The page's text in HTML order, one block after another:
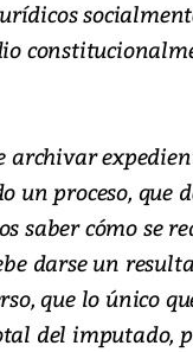
archivar
un proceso, que
saber cómo se
darse un
que lo único
del imputado,